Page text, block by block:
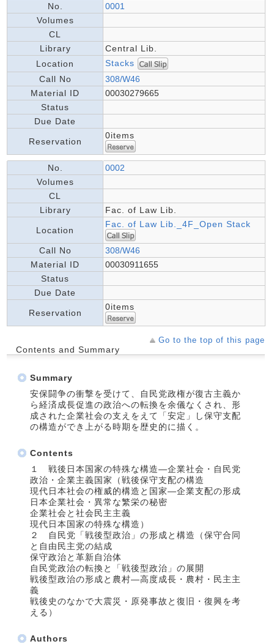
No.
0001
Volumes
CL
Library
Central Lib.
Location
Stacks
Call No
308/W46
Material ID
00030279665
Status
Due Date
Reservation
0items
No.
0002
Volumes
CL
Library
Fac. of Law Lib.
Location
Fac. of Law Lib._4F_Open Stack
Call No
308/W46
Material ID
00030911655
Status
Due Date
Reservation
0items
Go to the top of this page
Contents and Summary
Summary
安保闘争の衝撃を受けて、自民党政権が復古主義か
ら経済成長促進の政治への転換を余儀なくされ、形
成された企業社会の支えをえて「安定」し保守支配
の構造ができ上がる時期を歴史的に描く。
Contents
１ 戦後日本国家の特殊な構造―企業社会・自民党
政治・企業主義国家（戦後保守支配の構造
現代日本社会の権威的構造と国家―企業支配の形成
日本企業社会・異常な繁栄の秘密
企業社会と社会民主主義
現代日本国家の特殊な構造）
２ 自民党「戦後型政治」の形成と構造（保守合同
と自由民主党の結成
保守政治と革新自治体
自民党政治の転換と「戦後型政治」の展開
戦後型政治の形成と農村―高度成長・農村・民主主
義
戦後史のなかで大震災・原発事故と復旧・復興を考
える）
Authors